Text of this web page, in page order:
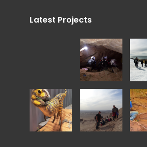
Latest Projects